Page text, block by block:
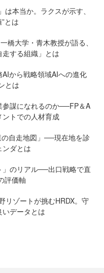
は本当か。ラクスが示す、
とは
橋大学・青木教授が語る、
する組織」とは
から戦略領域AIへの進化
とは
参謀になれるのか──FP＆A
トでの人材育成
自走地図」──現在地を診
ダとは
のリアル──出口戦略で直
評価軸
リゾートが挑むHRDX。守
データとは